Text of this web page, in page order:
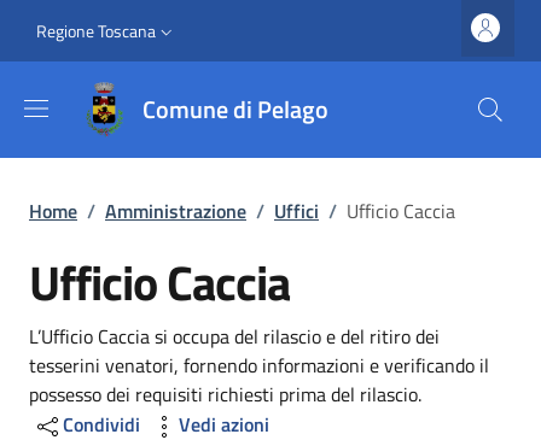
Slim top
Regione Toscana
Comune di Pelago
Briciole di pane
Home / Amministrazione / Uffici / Ufficio Caccia
Ufficio Caccia
Dettagli
L’Ufficio Caccia si occupa del rilascio e del ritiro dei
tesserini venatori, fornendo informazioni e verificando il
possesso dei requisiti richiesti prima del rilascio.
Condividi
Vedi azioni